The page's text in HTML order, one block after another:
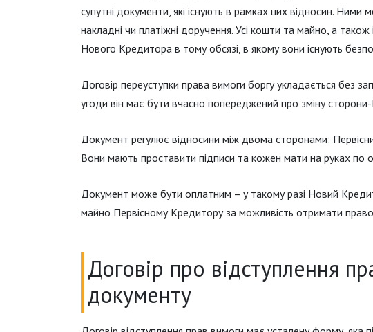
супутні документи, які існують в рамках цих відносин. Ними
накладні чи платіжні доручення. Усі кошти та майно, а
Нового Кредитора в тому обсязі, в якому вони існують
Договір переуступки права вимоги боргу укладається без
угоди він має бути вчасно попереджений про зміну
Документ регулює відносини між двома сторонами:
Вони мають проставити підписи та кожен мати на руках по
Документ може бути оплатним – у такому разі Новий
майно Первісному Кредитору за можливість отримати
Договір про відступлення
документу